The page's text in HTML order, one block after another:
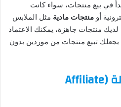
في بيع منتجات، سواء كانت
أو منتجات مادية مثل الملابس
منتجات جاهزة، يمكنك الاعتماد
يجعلك تبيع منتجات من موردين بدون
التسويق بالعمولة (Affiliate